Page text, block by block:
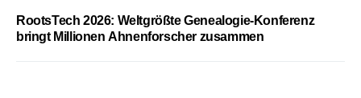
RootsTech 2026: Weltgrößte Genealogie-Konferenz
bringt Millionen Ahnenforscher zusammen